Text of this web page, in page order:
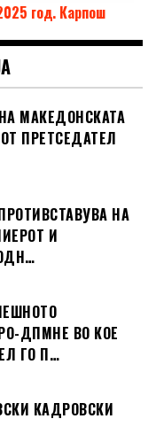
год. Карпош
МАКЕДОНСКАТА
ПРЕТСЕДАТЕЛ
НА
И
ДПМНЕ ВО КОЕ
ГО П…
КАДРОВСКИ